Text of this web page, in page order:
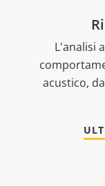
L'analisi
acustico,